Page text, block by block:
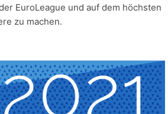
EuroLeague und auf dem höchsten
zu machen.